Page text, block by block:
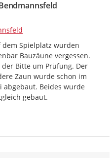
dem Spielplatz wurden
Bauzäune vergessen.
der Bitte um Prüfung. Der
Zaun wurde schon im
abgebaut. Beides wurde
gebaut.